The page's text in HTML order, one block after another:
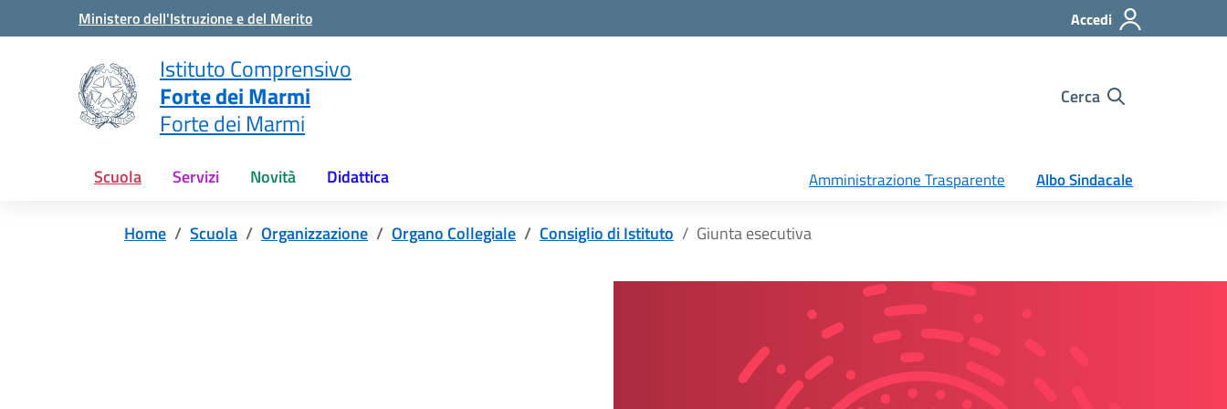
Vai ai contenuti
Vai al menu di navigazione
Ministero dell'Istruzione e del Merito Accedi
Istituto Comprensivo
Forte dei Marmi
Forte dei Marmi
Cerca
Scuola Servizi Novità Didattica Amministrazione Trasparente Albo Sindacale
Home Scuola Organizzazione Organo Collegiale Consiglio di Istituto Giunta esecutiva